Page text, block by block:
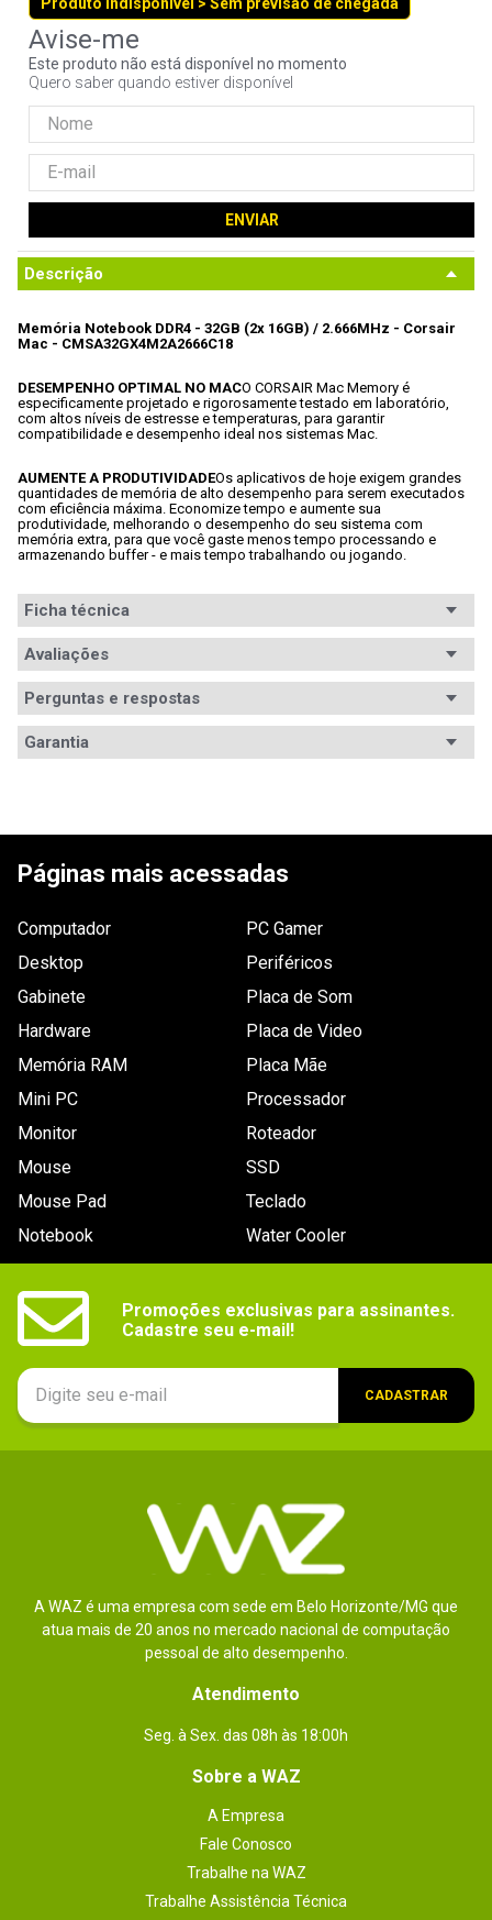
Este produto não está disponível no momento
Quero saber quando estiver disponível
ENVIAR
Descrição
Memória Notebook DDR4 - 32GB (2x 16GB) / 2.666MHz - Corsair
Mac - CMSA32GX4M2A2666C18
DESEMPENHO OPTIMAL NO MACO CORSAIR Mac Memory é
especificamente projetado e rigorosamente testado em laboratório,
com altos níveis de estresse e temperaturas, para garantir
compatibilidade e desempenho ideal nos sistemas Mac.
AUMENTE A PRODUTIVIDADEOs aplicativos de hoje exigem grandes
quantidades de memória de alto desempenho para serem executados
com eficiência máxima. Economize tempo e aumente sua
produtividade, melhorando o desempenho do seu sistema com
memória extra, para que você gaste menos tempo processando e
armazenando buffer - e mais tempo trabalhando ou jogando.
Ficha técnica
Segmento
Padrão DDR4
Capacidade
Voltagem
Conteúdo
da
embalagem
1x Memória Notebook DDR4 - 32GB (2x 16GB) /
2.666MHz - Corsair Mac - CMSA32GX4M2A2666C18
Avaliações
Avaliações
ESCREVER AVALIAÇÃO
Perguntas e respostas
Garantia
WAZ. Após esse prazo, entre em contato com o
Páginas mais acessadas
Computador
Desktop
Gabinete
Hardware
Memória RAM
Mini PC
Monitor
Mouse
Mouse Pad
Notebook
PC Gamer
Periféricos
Placa de Som
Placa de Video
Placa Mãe
Processador
Roteador
SSD
Teclado
Water Cooler
Promoções exclusivas para assinantes.
Cadastre seu e-mail!
CADASTRAR
A WAZ é uma empresa com sede em Belo Horizonte/MG que
atua mais de 20 anos no mercado nacional de computação
pessoal de alto desempenho.
Atendimento
Seg. à Sex. das 08h às 18:00h
Sobre a WAZ
A Empresa
Fale Conosco
Trabalhe na WAZ
Trabalhe Assistência Técnica
9º
controle
10º hd